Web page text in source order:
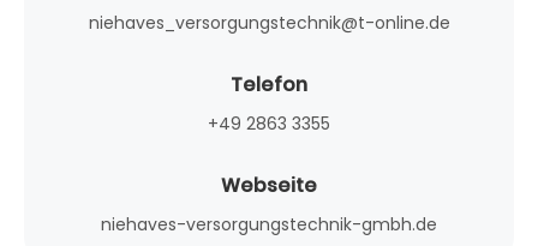
niehaves_versorgungstechnik@t-online.de
Telefon
+49 2863 3355
Webseite
niehaves-versorgungstechnik-gmbh.de